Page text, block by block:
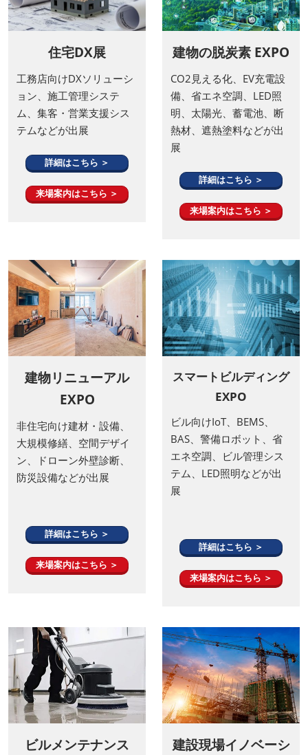
住宅DX展
工務店向けDXソリューシ
ョン、施工管理システ
ム、集客・営業支援シス
テムなどが出展
詳細はこちら ＞
来場案内はこちら ＞
建物の脱炭素 EXPO
CO2見える化、EV充電設
備、省エネ空調、LED照
明、太陽光、蓄電池、断
熱材、遮熱塗料などが出
展
詳細はこちら ＞
来場案内はこちら ＞
建物リニューアル
EXPO
非住宅向け建材・設備、
大規模修繕、空間デザイ
ン、ドローン外壁診断、
防災設備などが出展
詳細はこちら ＞
来場案内はこちら ＞
スマートビルディング
EXPO
ビル向けIoT、BEMS、
BAS、警備ロボット、省
エネ空調、ビル管理シス
テム、LED照明などが出
展
詳細はこちら ＞
来場案内はこちら ＞
ビルメンテナンス
建設現場イノベーシ